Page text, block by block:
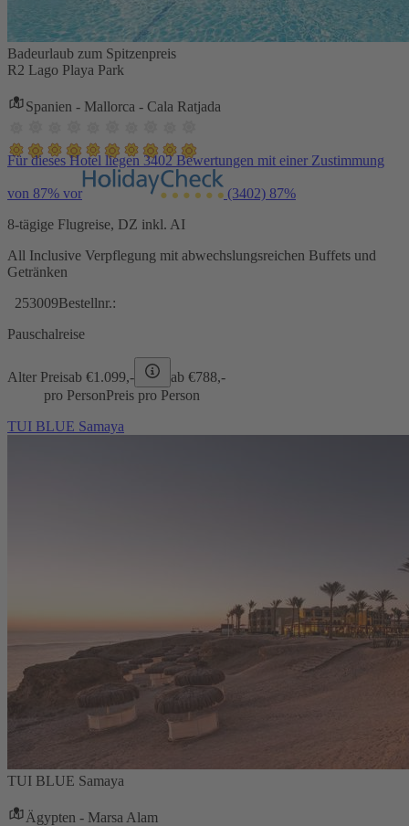
Badeurlaub zum Spitzenpreis
R2 Lago Playa Park
Spanien - Mallorca - Cala Ratjada
Für dieses Hotel liegen 3402 Bewertungen mit einer Zustimmung
von 87% vor (3402) 87%
8-tägige Flugreise, DZ inkl. AI
All Inclusive Verpflegung mit abwechslungsreichen Buffets und
Getränken
253009Bestellnr.:
Pauschalreise
Alter Preisab €1.099,- ab €788,-
pro PersonPreis pro Person
TUI BLUE Samaya
TUI BLUE Samaya
Ägypten - Marsa Alam